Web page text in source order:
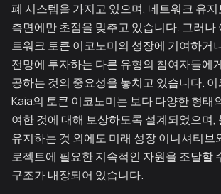
폐 시스템을 가지고 있으며, 네트워크 유
측면에만 초점을 맞추고 있습니다. 그러나
트워크 토큰 이코노미의 성장에 기여하거
전망에 투자하는 다른 유형의 참여자들에
공하는 것의 중요성을 놓치고 있습니다.
Kaia의 토큰 이코노미는 보다 다양한 형태
여한 것에 대해 보상하도록 설계되었으며,
유지하는 것 외에도 미래 성장 이니셔티브
로젝트에 필요한 지속적인 자원을 조달할
구조가 내장되어 있습니다.